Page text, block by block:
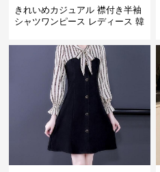
きれいめカジュアル 襟付き半袖
シャツワンピース レディース 韓
ト ウエストマーク スタイルアッ
プ Aライン 小柄さん◎